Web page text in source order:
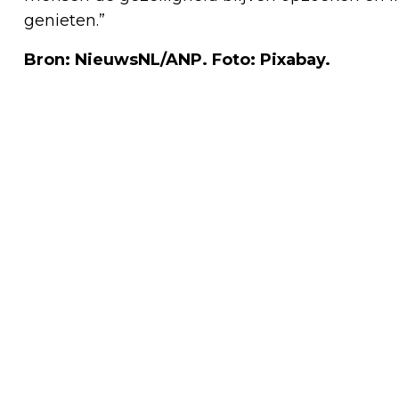
genieten.”
Bron: NieuwsNL/ANP. Foto: Pixabay.